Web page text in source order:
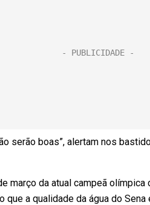
serão boas”, alertam nos
março da atual campeã
que a qualidade da água do Sena